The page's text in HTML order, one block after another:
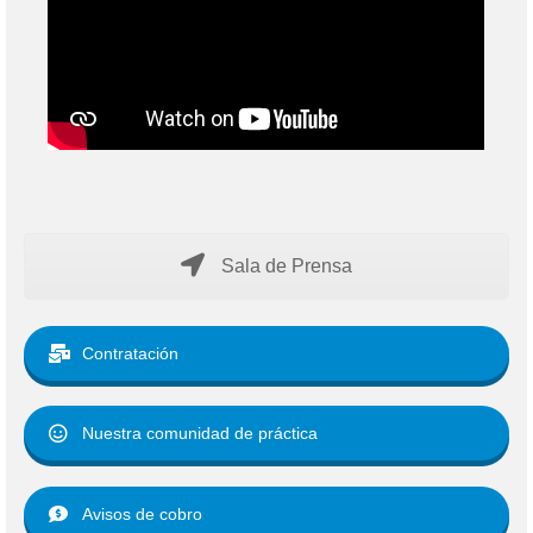
Sala de Prensa
Contratación
Nuestra comunidad de práctica
Avisos de cobro